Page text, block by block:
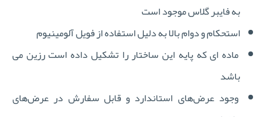
به فایبر گلاس موجود است
استحکام و دوام بالا به دلیل استفاده از فویل آلومینیوم
ماده ای که پایه این ساختار را تشکیل داده است رزین می
باشد
وجود عرض‌های استاندارد و قابل سفارش در عرض‌های